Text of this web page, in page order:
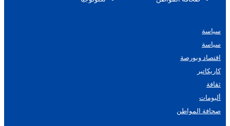
سياسة
سياسة
اقتصاد وبورصة
كاريكاتير
ثقافة
ألبومات
صحافة المواطن